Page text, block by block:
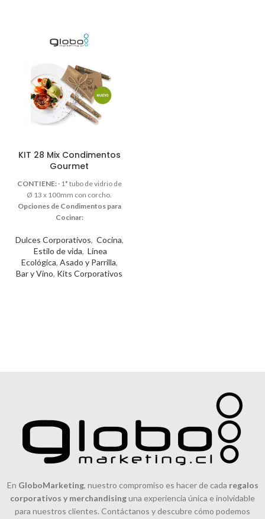
KIT 28 Mix Condimentos
Gourmet
Dulces Corporativos, Cocina,
Estilo de vida, Línea
Ecológica, Asado y Parrilla,
Bar y Vino, Kits Corporativos
CONTIENE:
Ø
Opciones de Condimentos para
Cocinar:
ahumado + Orégano + Ajo en
Escamas + Cebollas en
Escamas)
MIX Mexicano(Ají Cacho Cabra
Cantidad
En GloboMarketing, nuestro compromiso es hacer de cada regalos
corporativos y merchandisinguna experiencia única e inolvidable
para nuestros clientes. Contáctanos y descubre cómo podemos